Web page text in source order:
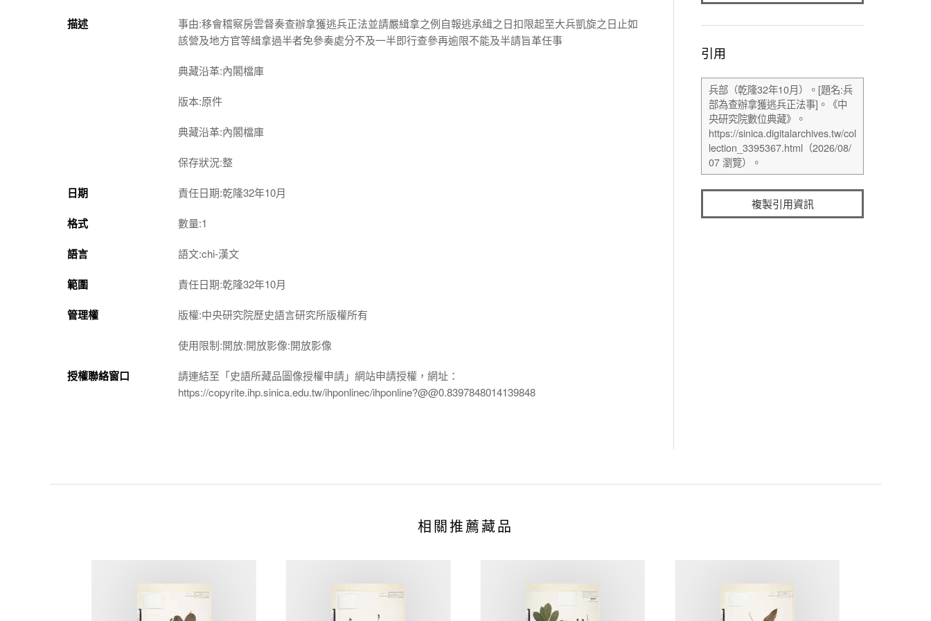
描述
事由:移會稽察房雲督奏查辦拿獲逃兵正法並請嚴緝拿之例自報逃承緝之日扣限起至大兵凱旋之日止如
該營及地方官等緝拿過半者免參奏處分不及一半即行查參再逾限不能及半請旨革任事
典藏沿革:內閣檔庫
版本:原件
典藏沿革:內閣檔庫
保存狀況:整
日期 責任日期:乾隆32年10月
格式 數量:1
語言 語文:chi-漢文
範圍 責任日期:乾隆32年10月
管理權 版權:中央研究院歷史語言研究所版權所有
使用限制:開放:開放影像:開放影像
授權聯絡窗口
請連結至「史語所藏品圖像授權申請」網站申請授權，網址：
https://copyrite.ihp.sinica.edu.tw/ihponlinec/ihponline?@@0.8397848014139848
引用
複製引用資訊
相關推薦藏品